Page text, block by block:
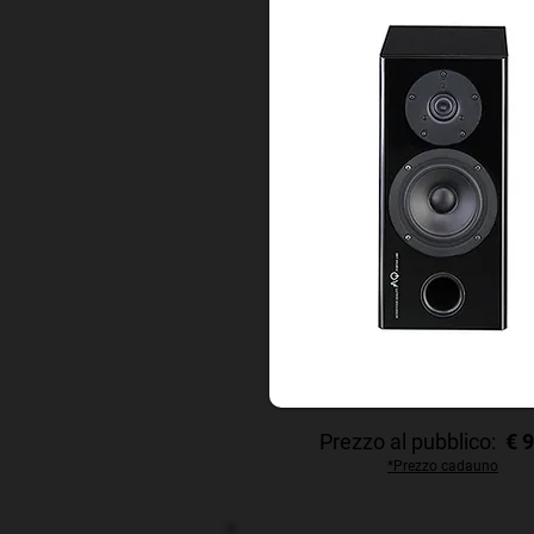
Prezzo al pubblico: €
*Prezzo cadauno